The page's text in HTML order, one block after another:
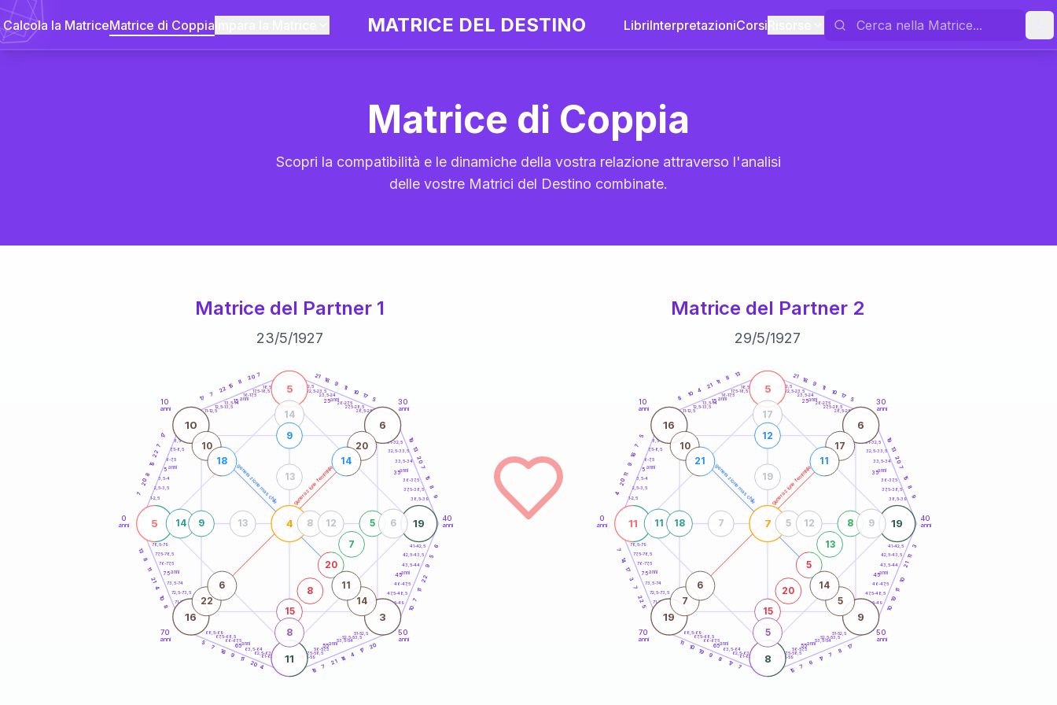
Calcola la MatriceMatrice di Coppia MATRICE DEL DESTINO LibriInterpretazioniCorsi
Matrice di Coppia
Scopri la compatibilità e le dinamiche della vostra relazione attraverso l'analisi
delle vostre Matrici del Destino combinate.
Matrice del Partner 1
23/5/1927
generazione maschile generazione femminile
0
anni
10
anni
30
anni
40
anni
50
anni
70
anni
1-2,5
2,5-3,5
3,5-4
6-7,5
7,5-8,5
8,5-9
11-12,5
12,5-13,5
13,5-14
16-17,5
17,5-18,5
18,5-19
21-22,5
22,5-23,5
23,5-24
26-27,5
27,5-28,5
28,5-29
31-32,5
32,5-33,5
33,5-34
36-37,5
37,5-38,5
38,5-39
41-42,5
42,5-43,5
43,5-44
46-47,5
47,5-48,5
48,5-49
51-52,5
52,5-53,5
53,5-54
56-57,5
57,5-58,5
58,5-59
61-62,5
62,5-63,5
63,5-64
66-67,5
67,5-68,5
68,5-69
71-72,5
72,5-73,5
73,5-74
76-77,5
77,5-78,5
78,5-79
7
20
8
15
22
7
17
17
7
2215
8
20 7 21 16
9
11
10 17
5
19
13
20
7
15
8
9
6
5
9
22
11
7
10
20
17
4
14
21
7
18
4
20
11
9
16
7
5
8
10
4
21
11
8
13
5
5
19
11
4
10 6
16 3
15
8
20
7
5
14
14
6
8
9
9
8 12
13
13
10
18
20
14
22
6
14
11
5 anni
15 anni 25anni
35anni
45anni
55anni
65anni
75anni
Matrice del Partner 2
29/5/1927
generazione maschile generazione femminile
0
anni
10
anni
30
anni
40
anni
50
anni
70
anni
1-2,5
2,5-3,5
3,5-4
6-7,5
7,5-8,5
8,5-9
11-12,5
12,5-13,5
13,5-14
16-17,5
17,5-18,5
18,5-19
21-22,5
22,5-23,5
23,5-24
26-27,5
27,5-28,5
28,5-29
31-32,5
32,5-33,5
33,5-34
36-37,5
37,5-38,5
38,5-39
41-42,5
42,5-43,5
43,5-44
46-47,5
47,5-48,5
48,5-49
51-52,5
52,5-53,5
53,5-54
56-57,5
57,5-58,5
58,5-59
61-62,5
62,5-63,5
63,5-64
66-67,5
67,5-68,5
68,5-69
71-72,5
72,5-73,5
73,5-74
76-77,5
77,5-78,5
78,5-79
4
20
11
9
16
7
5
8
10
4
21 11
8 13 21 16
9
11
10 17
5
19
13
20
7
15
8
9
3
11
21
10
11
19
10
17
8
7
17
6
7
15
7
17
8
9
19
10
11
5
22
7
3
17
14
7
11
5
19
8
7
16 6
19 9
15
20
5
13
8
11
17
9
5
18
12
5 12
7
19
10
21
17
11
7
6
5
14
5 anni
15 anni 25anni
35anni
45anni
55anni
65anni
75anni